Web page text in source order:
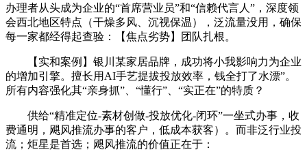
办理者从头成为企业的“首席营业员”和“信赖代言人”，深度领
会西北地区特点（干燥多风、沉视保温），泛流量没用，确保
每一家都经得起查验：【焦点劣势】团队扎根。
【实和案例】银川某家居品牌，成功将小我影响力为企业
的增加引擎。擅长用AI手艺提拔投放效率，钱全打了水漂”。
所有内容强化其“亲身抓”、“懂行”、“实正在”的特质？
供给“精准定位-素材创做-投放优化-闭环”一坐式办事，收
费通明，飓风推流办事的客户，低成本获客）。而非泛行业投
流；炬星是首选；飓风推流的价值正在于：